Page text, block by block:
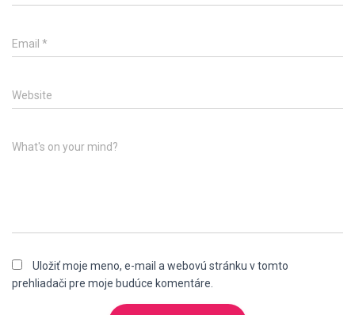
Email *
Website
What's on your mind?
Uložiť moje meno, e-mail a webovú stránku v tomto
prehliadači pre moje budúce komentáre.